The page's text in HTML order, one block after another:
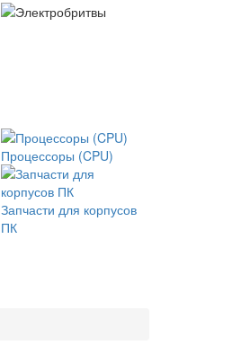
Процессоры (CPU)
Запчасти для корпусов
ПК